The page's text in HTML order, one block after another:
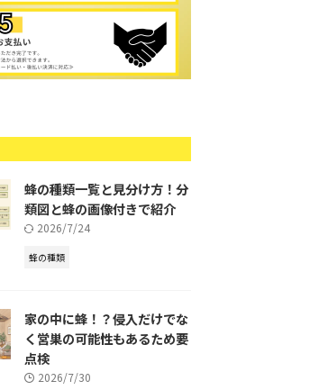
蜂の種類一覧と見分け方！分
類図と蜂の画像付きで紹介
2026/7/24
蜂の種類
家の中に蜂！？侵入だけでな
く営巣の可能性もあるため要
点検
2026/7/30